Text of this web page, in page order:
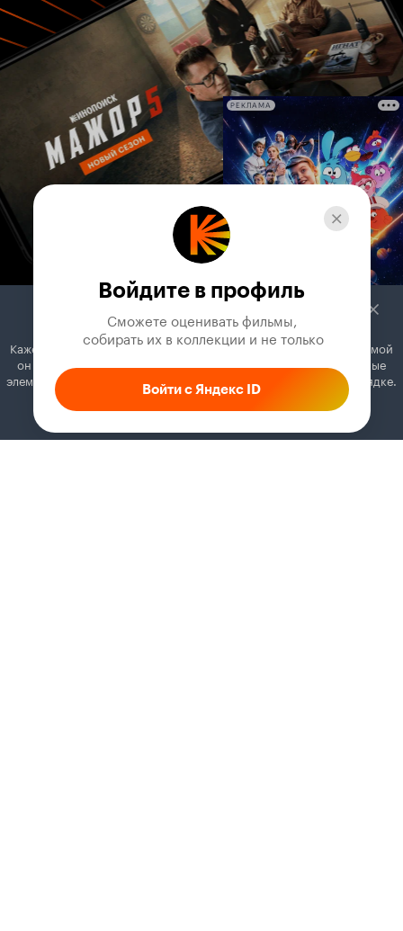
РЕКЛАМА
Войдите в профиль
Сможете оценивать фильмы,
собирать их в коллекции и не только
Войти с Яндекс ID
Кажется, вы используете блокировщик рекламы. Вместе с рекламой
он может отключать постеры, папки с фильмами и другие важные
элементы. Добавьте Кинопоиск в исключения, и всё будет в порядке.
Как это сделать